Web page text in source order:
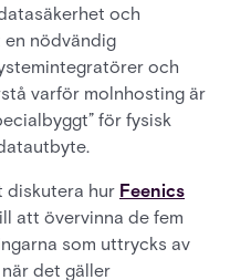
och
en nödvändig
och
varför molnhosting är
för fysisk
diskutera hur Feenics
att övervinna de fem
som uttrycks av
det gäller